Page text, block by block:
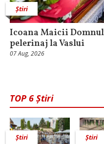
Știri
Icoana Maicii
pelerinaj la Vaslui
07 Aug, 2026
TOP 6 Știri
Știri Știri